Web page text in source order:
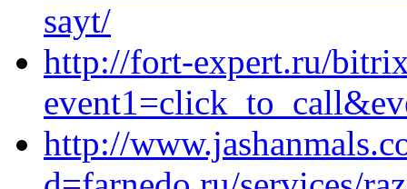
sayt/
http://fort-expert.ru/
http://